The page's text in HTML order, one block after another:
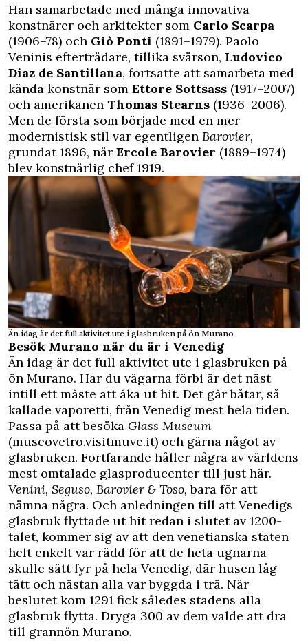
Han samarbetade med många innovativa
konstnärer och arkitekter som Carlo Scarpa
(1906–78) och Giò Ponti (1891–1979). Paolo
Veninis efterträdare, tillika svärson, Ludovico
Diaz de Santillana, fortsatte att samarbeta med
kända konstnär som Ettore Sottsass (1917–2007)
och amerikanen Thomas Stearns (1936–2006).
Men de första som började med en mer
modernistisk stil var egentligen Barovier,
grundat 1896, när Ercole Barovier (1889–1974)
blev konstnärlig chef 1919.
Än idag är det full aktivitet ute i glasbruken på ön Murano
Besök Murano när du är i Venedig
Än idag är det full aktivitet ute i glasbruken på
ön Murano. Har du vägarna förbi är det näst
intill ett måste att åka ut hit. Det går båtar, så
kallade vaporetti, från Venedig mest hela tiden.
Passa på att besöka Glass Museum
(museovetro.visitmuve.it) och gärna något av
glasbruken. Fortfarande håller några av världens
mest omtalade glasproducenter till just här.
Venini, Seguso, Barovier & Toso, bara för att
nämna några. Och anledningen till att Venedigs
glasbruk flyttade ut hit redan i slutet av 1200-
talet, kommer sig av att den venetianska staten
helt enkelt var rädd för att de heta ugnarna
skulle sätt fyr på hela Venedig, där husen låg
tätt och nästan alla var byggda i trä. När
beslutet kom 1291 fick således stadens alla
glasbruk flytta. Dryga 300 av dem valde att dra
till grannön Murano.